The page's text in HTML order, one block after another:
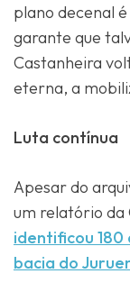
plano decenal
garante que
Castanheira
eterna, a
Luta contínua
Apesar do
um relatório da
identificou
bacia do